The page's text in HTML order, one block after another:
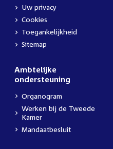
Uw privacy
Cookies
Toegankelijkheid
Sitemap
Ambtelijke
ondersteuning
Organogram
Werken bij de Tweede
Kamer
Mandaatbesluit